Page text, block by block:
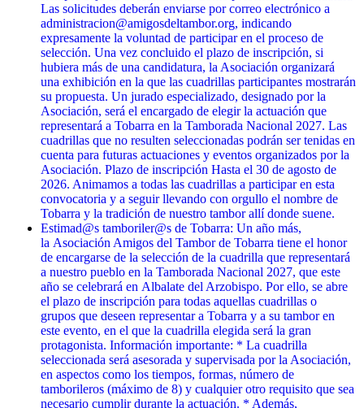
Las solicitudes deberán enviarse por correo electrónico a
administracion@amigosdeltambor.org, indicando
expresamente la voluntad de participar en el proceso de
selección. Una vez concluido el plazo de inscripción, si
hubiera más de una candidatura, la Asociación organizará
una exhibición en la que las cuadrillas participantes mostrarán
su propuesta. Un jurado especializado, designado por la
Asociación, será el encargado de elegir la actuación que
representará a Tobarra en la Tamborada Nacional 2027. Las
cuadrillas que no resulten seleccionadas podrán ser tenidas en
cuenta para futuras actuaciones y eventos organizados por la
Asociación. Plazo de inscripción Hasta el 30 de agosto de
2026. Animamos a todas las cuadrillas a participar en esta
convocatoria y a seguir llevando con orgullo el nombre de
Tobarra y la tradición de nuestro tambor allí donde suene.
Estimad@s tamboriler@s de Tobarra: Un año más,
la Asociación Amigos del Tambor de Tobarra tiene el honor
de encargarse de la selección de la cuadrilla que representará
a nuestro pueblo en la Tamborada Nacional 2027, que este
año se celebrará en Albalate del Arzobispo. Por ello, se abre
el plazo de inscripción para todas aquellas cuadrillas o
grupos que deseen representar a Tobarra y a su tambor en
este evento, en el que la cuadrilla elegida será la gran
protagonista. Información importante: * La cuadrilla
seleccionada será asesorada y supervisada por la Asociación,
en aspectos como los tiempos, formas, número de
tamborileros (máximo de 8) y cualquier otro requisito que sea
necesario cumplir durante la actuación. * Además,